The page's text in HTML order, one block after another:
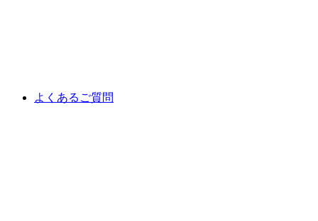
よくあるご質問